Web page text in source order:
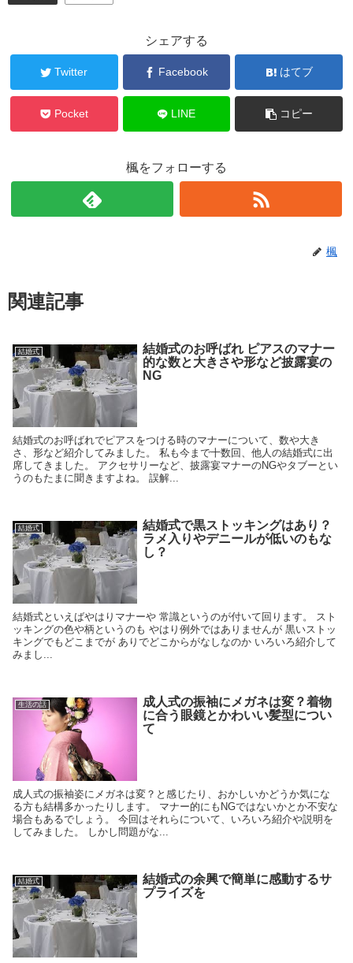
シェアする
Twitter Facebook はてブ
Pocket LINE コピー
楓をフォローする
楓
関連記事
結婚式
結婚式のお呼ばれ ピアスのマナー
的な数と大きさや形など披露宴の
NG
結婚式のお呼ばれでピアスをつける時のマナーについて、数や大き
さ、形など紹介してみました。 私も今まで十数回、他人の結婚式に出
席してきました。 アクセサリーなど、披露宴マナーのNGやタブーとい
うのもたまに聞きますよね。 誤解...
結婚式
結婚式で黒ストッキングはあり？
ラメ入りやデニールが低いのもな
し？
結婚式といえばやはりマナーや 常識というのが付いて回ります。 スト
ッキングの色や柄というのも やはり例外ではありませんが 黒いストッ
キングでもどこまでが ありでどこからがなしなのか いろいろ紹介して
みまし...
生活の話
成人式の振袖にメガネは変？着物
に合う眼鏡とかわいい髪型につい
て
成人式の振袖姿にメガネは変？と感じたり、おかしいかどうか気にな
る方も結構多かったりします。 マナー的にもNGではないかとか不安な
場合もあるでしょう。 今回はそれらについて、いろいろ紹介や説明を
してみました。 しかし問題がな...
結婚式
結婚式の余興で簡単に感動するサ
プライズを